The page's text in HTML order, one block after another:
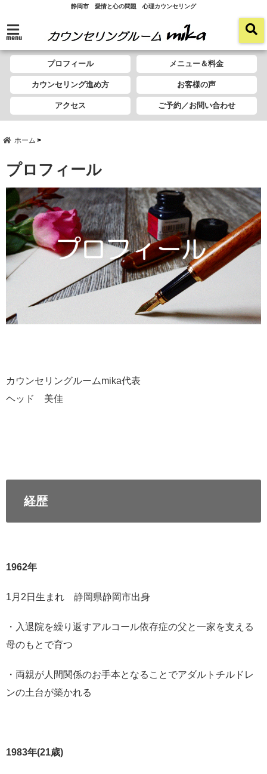
静岡市 愛情と心の問題 心理カウンセリング
menu
プロフィール メニュー＆料金
カウンセリング進め方 お客様の声
アクセス ご予約／お問い合わせ
ホーム
プロフィール
カウンセリングルームmika代表
ヘッド 美佳
経歴
1962年
1月2日生まれ 静岡県静岡市出身
・入退院を繰り返すアルコール依存症の父と一家を支える
母のもとで育つ
・両親が人間関係のお手本となることでアダルトチルドレ
ンの土台が築かれる
1983年(21歳)